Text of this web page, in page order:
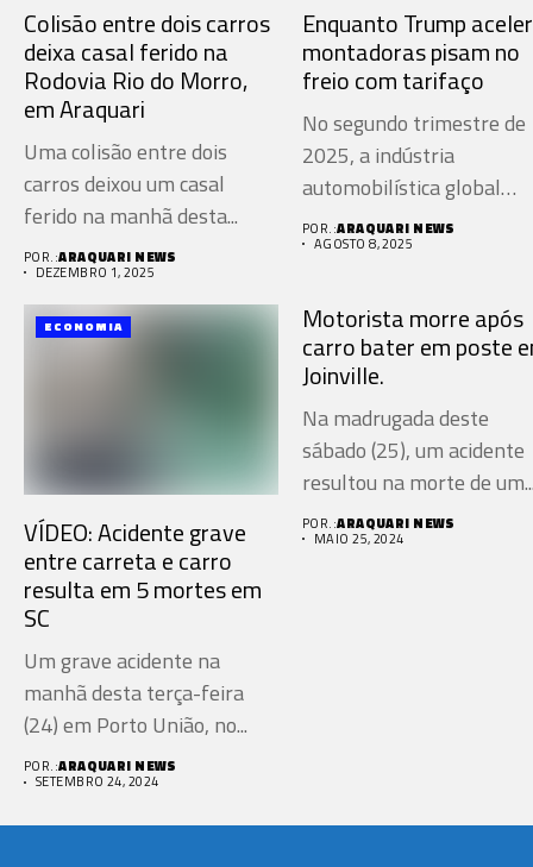
Colisão entre dois carros
deixa casal ferido na
Rodovia Rio do Morro,
em Araquari
Uma colisão entre dois
carros deixou um casal
ferido na manhã desta...
POR.:ARAQUARI NEWS
DEZEMBRO 1, 2025
Enquanto Trump
montadoras pisam no
freio com tarifaço
No segundo trimestre de
2025, a indústria
automobilística global
sentiu forte impacto...
POR.:ARAQUARI NEWS
AGOSTO 8, 2025
ECONOMIA
VÍDEO: Acidente grave
entre carreta e carro
resulta em 5 mortes em
SC
Um grave acidente na
manhã desta terça-feira
(24) em Porto União, no...
POR.:ARAQUARI NEWS
SETEMBRO 24, 2024
Motorista morre após
carro bater em poste
Joinville.
Na madrugada deste
sábado (25), um acidente
resultou na morte de
POR.:ARAQUARI NEWS
MAIO 25, 2024